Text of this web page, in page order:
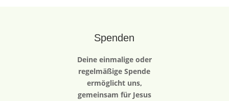
Spenden
Deine einmalige oder
regelmäßige Spende
ermöglicht uns,
gemeinsam für Jesus